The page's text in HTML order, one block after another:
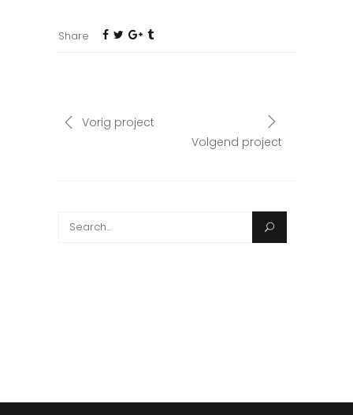
Share
Vorig project
Volgend project
Search